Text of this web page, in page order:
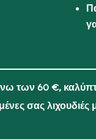
των 60 €,
σας